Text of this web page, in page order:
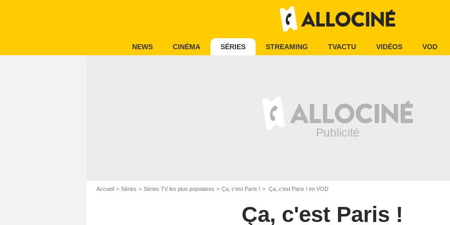
NEWS CINÉMA SÉRIES STREAMING TVACTU VIDÉOS VOD
Accueil Séries Séries TV les plus populaires Ça, c'est Paris ! Ça, c'est Paris ! en VOD
Ça, c'est Paris !